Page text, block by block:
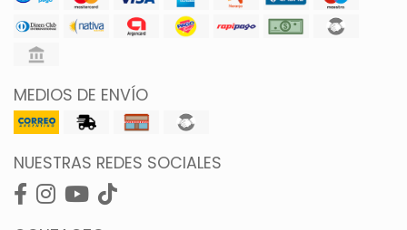
MEDIOS DE ENVÍO
NUESTRAS REDES SOCIALES